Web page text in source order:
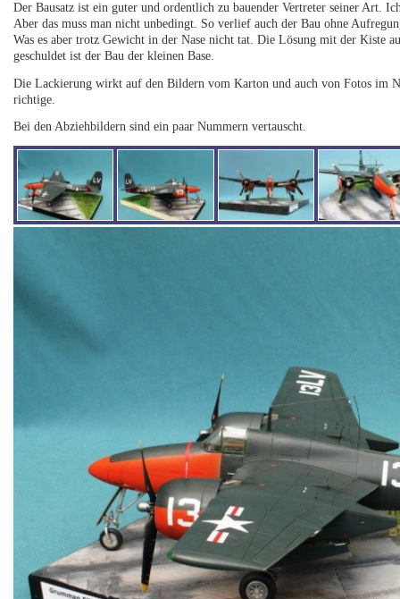
Der Bausatz ist ein guter und ordentlich zu bauender Vertreter seiner Art.
Aber das muss man nicht unbedingt. So verlief auch der Bau ohne
Was es aber trotz Gewicht in der Nase nicht tat. Die Lösung mit der Kiste
geschuldet ist der Bau der kleinen Base.
Die Lackierung wirkt auf den Bildern vom Karton und auch von Fotos im
richtige.
Bei den Abziehbildern sind ein paar Nummern vertauscht.